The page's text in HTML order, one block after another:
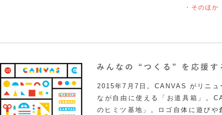
・そのほか
2015年7月7日。CANVAS がリニュ
なが自由に使える「お道具箱」。
のヒミツ基地」。ロゴ自体に遊び